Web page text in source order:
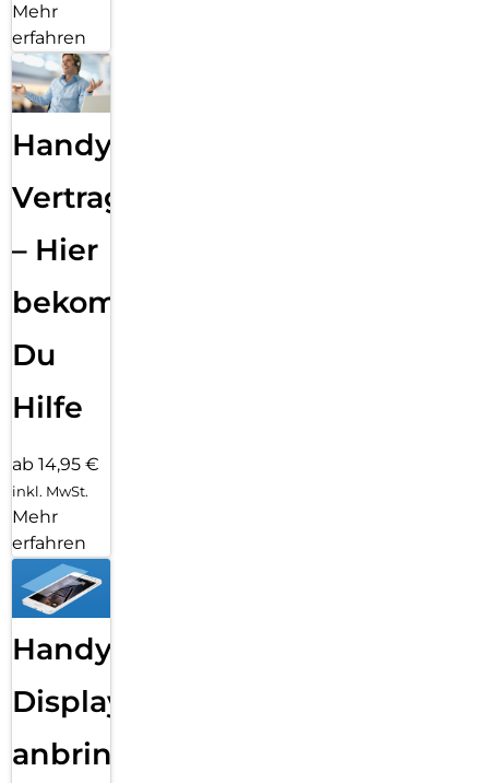
Mehr
erfahren
Handy
Vertragsabwicklung
– Hier
bekommst
Du
Hilfe
ab 14,95 €
inkl. MwSt.
Mehr
erfahren
Handy
Displayfolie
anbringen